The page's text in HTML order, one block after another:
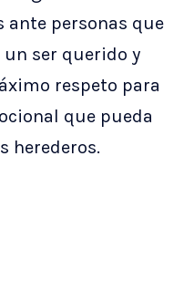
ante personas que
un ser querido y
respeto para
que pueda
herederos.